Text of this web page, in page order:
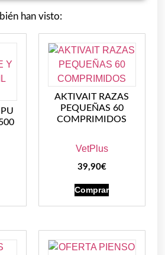
han visto:
AKTIVAIT RAZAS
PEQUEÑAS 60
COMPRIMIDOS
VetPlus
39,90€
Comprar